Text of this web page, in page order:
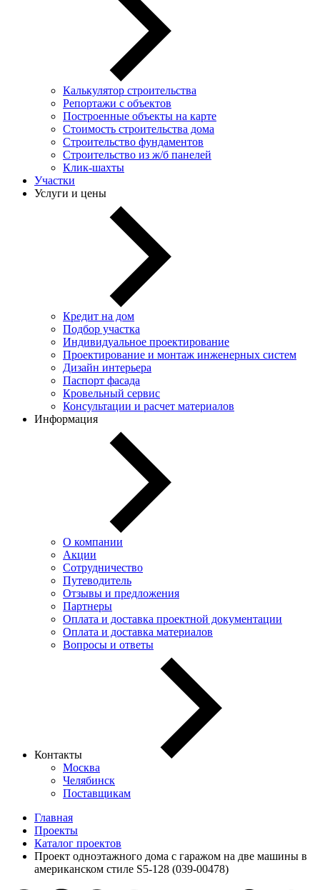
Калькулятор строительства
Репортажи с объектов
Построенные объекты на карте
Стоимость строительства дома
Строительство фундаментов
Строительство из ж/б панелей
Клик-шахты
Участки
Услуги и цены
Кредит на дом
Подбор участка
Индивидуальное проектирование
Проектирование и монтаж инженерных систем
Дизайн интерьера
Паспорт фасада
Кровельный сервис
Консультации и расчет материалов
Информация
О компании
Акции
Сотрудничество
Путеводитель
Отзывы и предложения
Партнеры
Оплата и доставка проектной документации
Оплата и доставка материалов
Вопросы и ответы
Контакты
Москва
Челябинск
Поставщикам
Главная
Проекты
Каталог проектов
Проект одноэтажного дома с гаражом на две машины в
американском стиле S5-128 (039-00478)